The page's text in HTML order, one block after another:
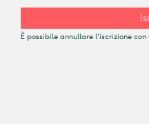
È possibile annullare l'iscrizione con